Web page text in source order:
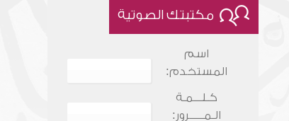
مكتبتك الصوتية
اسم
المستخدم:
كـلـــمـة
الـمـــــرور: